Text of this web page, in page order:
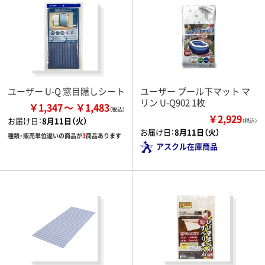
ユーザー U-Q 窓目隠しシート
￥1,347 ￥1,483
お届け日：8月11日（火）
種類・販売単位違いの商品が3商品あります
ユーザー プール下マット マ
リン U-Q902 1枚
￥2,929（税込）
お届け日：8月11日（火）
アスクル在庫商品